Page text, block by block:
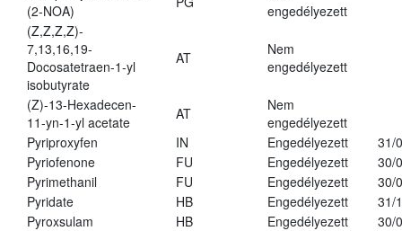
(2-NOA)
engedélyezett
(Z,Z,Z,Z)-
7,13,16,19-
Docosatetraen-1-yl
isobutyrate
AT
Nem
engedélyezett
(Z)-13-Hexadecen-
11-yn-1-yl acetate
AT
Nem
engedélyezett
Pyriproxyfen
IN Engedélyezett
31/
Pyriofenone
FU Engedélyezett
30/
Pyrimethanil
FU Engedélyezett
30/
Pyridate
HB Engedélyezett
31/
Pyroxsulam
HB Engedélyezett
30/